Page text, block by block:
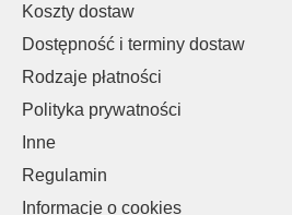
Koszty dostaw
Dostępność i terminy dostaw
Rodzaje płatności
Polityka prywatności
Inne
Regulamin
Informacje o cookies